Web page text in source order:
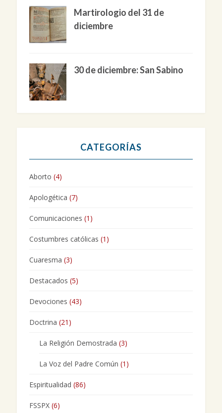
Martirologio del 31 de
diciembre
30 de diciembre: San Sabino
CATEGORÍAS
Aborto (4)
Apologética (7)
Comunicaciones (1)
Costumbres católicas (1)
Cuaresma (3)
Destacados (5)
Devociones (43)
Doctrina (21)
La Religión Demostrada (3)
La Voz del Padre Común (1)
Espiritualidad (86)
FSSPX(6)